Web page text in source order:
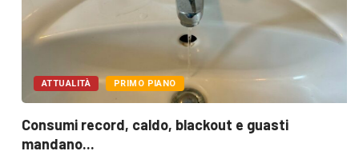
ATTUALITÀ PRIMO PIANO
Consumi record, caldo, blackout e guasti
mandano...